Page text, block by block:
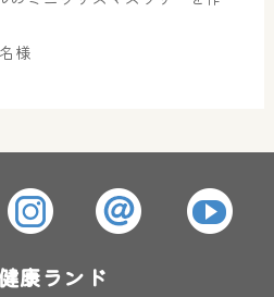
様
康ランド